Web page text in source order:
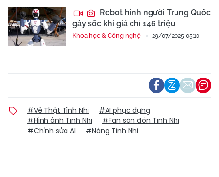
Robot hình người Trung Quốc
gây sốc khi giá chỉ 146 triệu
Khoa học & Công nghệ 29/07/2025 05:10
#Vẻ Thật Tình Nhi
#AI phục dựng
#Hình ảnh Tình Nhi
#Fan săn đón Tình Nhi
#Chỉnh sửa AI
#Nàng Tình Nhi